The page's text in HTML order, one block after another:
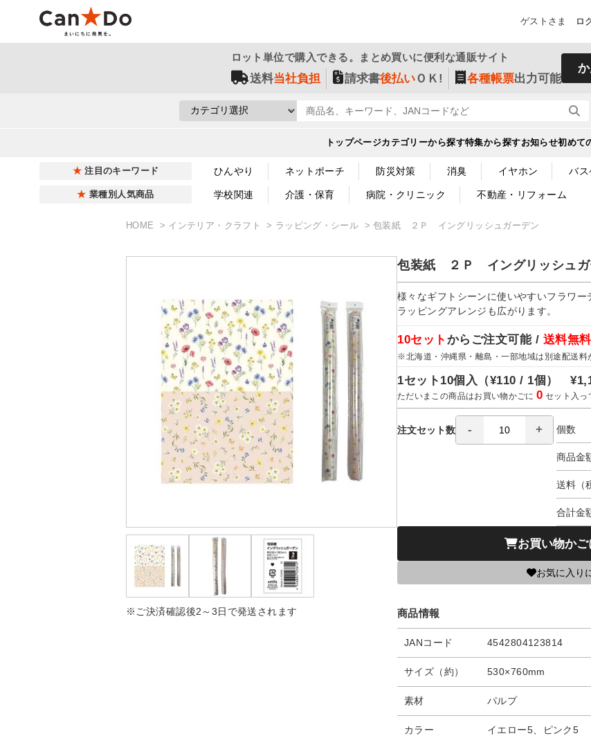
ゲストさま ロ
ロット単位で購入できる。まとめ買いに便利な通販サイト
送料当社負担 請求書後払いＯＫ! 各種帳票出力可能
トップページカテゴリーから探す特集から探すお知らせ初めて
注目のキーワード ひんやり ネットポーチ 防災対策 消臭 イヤホン バス
業種別人気商品 学校関連 介護・保育 病院・クリニック 不動産・リフォーム
HOME インテリア・クラフト ラッピング・シール 包装紙 ２Ｐ イングリッシュガーデン
※ご決済確認後2～3日で発送されます
包装紙 ２Ｐ イングリッシュガ
様々なギフトシーンに使いやすいフラワ
ラッピングアレンジも広がります。
10セット からご注文可能 / 送料無料
※北海道・沖縄県・離島・一部地域は別途配送料
1セット10個入（¥110 / 1個）
ただいまこの商品はお買い物かごに0 セット入っ
注文セット数 個数
商品金
送料（
合計金
お買い物か
お気に入り
商品情報
JANコード 4542804123814
サイズ（約） 530×760mm
素材 パルプ
カラー イエロー5、ピンク5